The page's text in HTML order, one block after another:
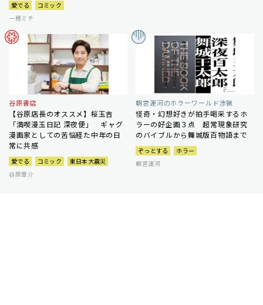
愛でる
コミック
一穂ミチ
谷原書店
【谷原店長のオススメ】桜玉吉
「満喫漫玉日記 深夜便」 ギャグ
漫画家としての苦悩経た中年の日
常に共感
愛でる コミック
東日本大震災
谷原章介
朝宮運河のホラーワールド渉猟
怪奇・幻想好きが拍手喝采するホ
ラーの好企画３点 超常現象研究
のバイブルから舞城版百物語まで
ぞっとする
ホラー
朝宮運河